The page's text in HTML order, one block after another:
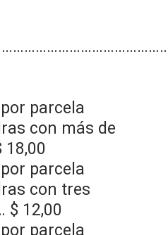
parcela
con más de
parcela
con tres
12,00
parcela